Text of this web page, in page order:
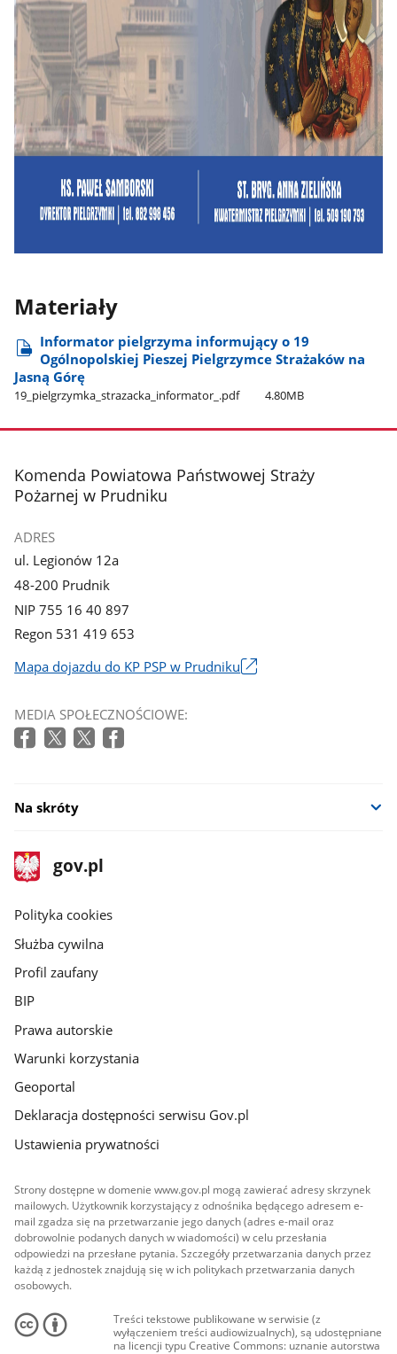
Materiały
Informator pielgrzyma informujący o 19
Ogólnopolskiej Pieszej Pielgrzymce Strażaków na
Jasną Górę
19​_pielgrzymka​_strazacka​_informator​_.pdf 4.80MB
stopka
Komenda Powiatowa Państwowej Straży
Pożarnej w Prudniku
ADRES
ul. Legionów 12a
48-200 Prudnik
NIP 755 16 40 897
Regon 531 419 653
Mapa dojazdu do KP PSP w Prudniku
się
w
MEDIA SPOŁECZNOŚCIOWE:
Na skróty
stopka
gov.pl
Strona
gov.pl
gov.pl
Polityka cookies
Służba cywilna
Profil zaufany
BIP
Prawa autorskie
Warunki korzystania
Geoportal
Deklaracja dostępności serwisu Gov.pl
Ustawienia prywatności
Strony dostępne w domenie www.gov.pl mogą zawierać adresy skrzynek
mailowych. Użytkownik korzystający z odnośnika będącego adresem e-
mail zgadza się na przetwarzanie jego danych (adres e-mail oraz
dobrowolnie podanych danych w wiadomości) w celu przesłania
odpowiedzi na przesłane pytania. Szczegóły przetwarzania danych przez
każdą z jednostek znajdują się w ich politykach przetwarzania danych
osobowych.
Treści tekstowe publikowane w serwisie (z
wyłączeniem treści audiowizualnych), są udostępniane
na licencji typu Creative Commons: uznanie autorstwa